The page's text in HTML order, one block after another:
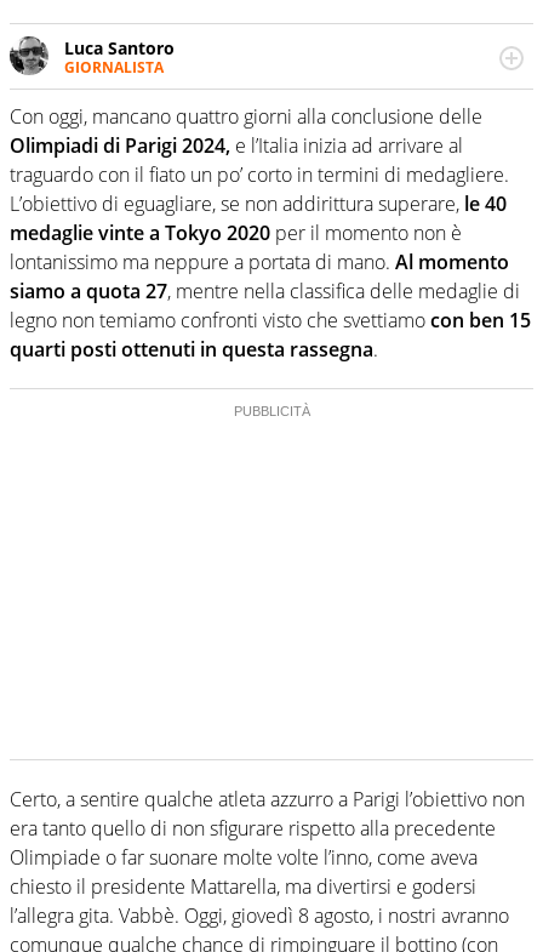
Luca Santoro
GIORNALISTA
Esperto di Motorsport ma, più in generale, appassionato
di tutto ciò che sia Sport, anche senza il Motor. Dà il
meglio di sé quando la strada fa largo alle due o alle
quattro ruote
Con oggi, mancano quattro giorni alla conclusione delle
Olimpiadi di Parigi 2024, e l’Italia inizia ad arrivare al
traguardo con il fiato un po’ corto in termini di medagliere.
L’obiettivo di eguagliare, se non addirittura superare, le 40
medaglie vinte a Tokyo 2020 per il momento non è
lontanissimo ma neppure a portata di mano. Al momento
siamo a quota 27, mentre nella classifica delle medaglie di
legno non temiamo confronti visto che svettiamocon ben 15
quarti posti ottenuti in questa rassegna.
Certo, a sentire qualche atleta azzurro a Parigi l’obiettivo non
era tanto quello di non sfigurare rispetto alla precedente
Olimpiade o far suonare molte volte l’inno, come aveva
chiesto il presidente Mattarella, ma divertirsi e godersi
l’allegra gita. Vabbè. Oggi, giovedì 8 agosto, i nostri avranno
comunque qualche chance di rimpinguare il bottino (con